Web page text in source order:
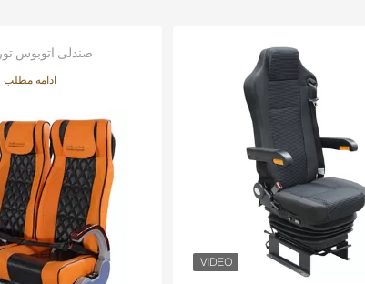
صندلی اتوبوس
ادامه مطلب